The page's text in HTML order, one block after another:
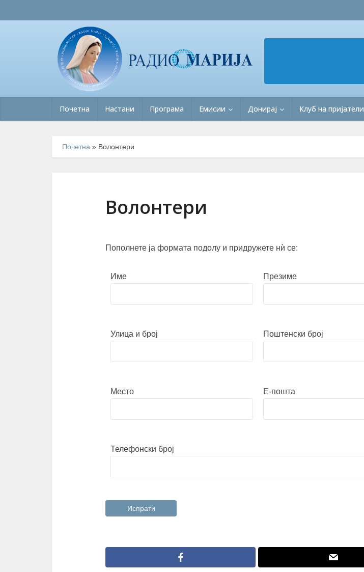
Почетна Настани Програма Емисии Донирај Клуб на пријатели
Почетна » Волонтери
Волонтери
Пополнете ја формата подолу и придружете нѝ се:
Име Презиме
Улица и број Поштенски број
Место E-пошта
Телефонски број